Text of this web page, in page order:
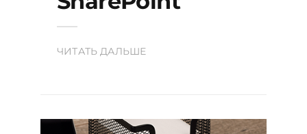
ЧИТАТЬ ДАЛЬШЕ